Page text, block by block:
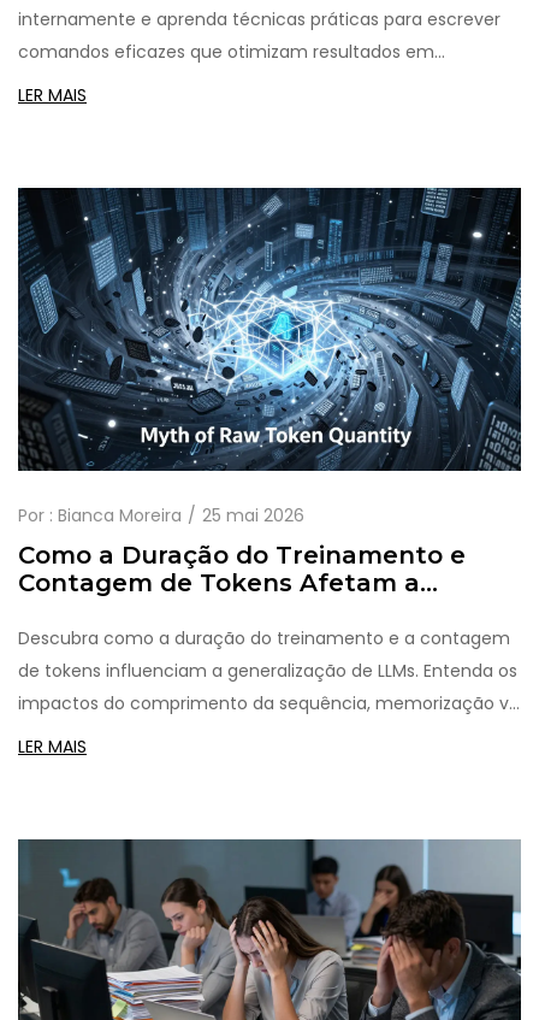
internamente e aprenda técnicas práticas para escrever
comandos eficazes que otimizam resultados em
ferramentas como ChatGPT.
LER MAIS
Por : Bianca Moreira 25 mai 2026
Como a Duração do Treinamento e
Contagem de Tokens Afetam a
Descubra como a duração do treinamento e a contagem
de tokens influenciam a generalização de LLMs. Entenda os
impactos do comprimento da sequência, memorização vs.
raciocínio e técnicas modernas para melhorar a eficiência.
LER MAIS